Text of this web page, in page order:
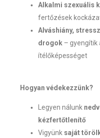
Alkalmi szexuális
fertőzések
Alváshiány,
drogok – gyengítik
ítélőképességet
Hogyan védekezzünk?
Legyen nálunk
kézfertőtlenítő
Vigyünk saját